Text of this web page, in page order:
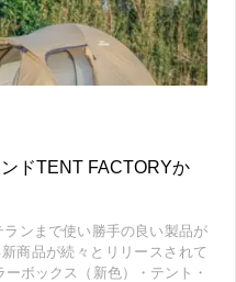
ドTENT FACTORYか
ンまで使い勝手の良い製品が
商品が続々とリリースされて
ボックス（新色）・テント・